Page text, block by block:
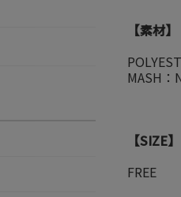
【素材】
MASH：
【SIZE】
FREE